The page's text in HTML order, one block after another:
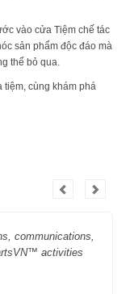
vào cửa Tiệm chế tác
sản phẩm độc đáo mà
thể bỏ qua.
tiệm, cùng khám phá
communications,
activities